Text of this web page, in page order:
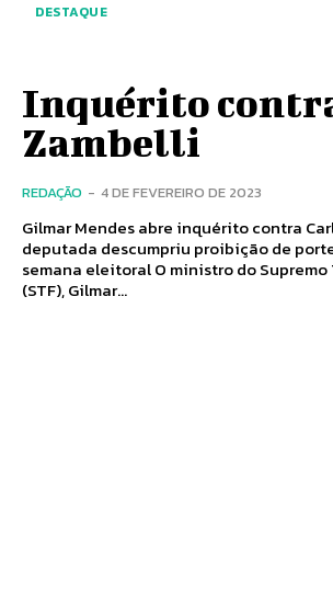
DESTAQUE
Inquérito
Zambelli
REDAÇÃO - 4 DE FEVEREIRO DE 2023
Gilmar Mendes abre inquérito contra
deputada descumpriu proibição de
semana eleitoral O ministro do Supremo Tribunal Federal
(STF), Gilmar...